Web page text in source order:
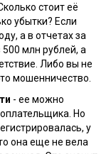
стоит её
убытки? Если
а в отчетах за
млн рублей, а
Либо вы не
мошенничество.
- ее можно
Но
у
она еще не вела